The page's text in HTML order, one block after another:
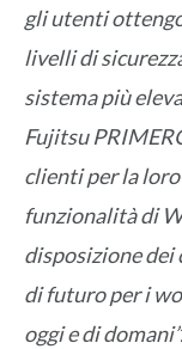
gli utenti
livelli di
sistema più
Fujitsu
clienti per la
funzionalità di
disposizione dei
di futuro per i
oggi e di